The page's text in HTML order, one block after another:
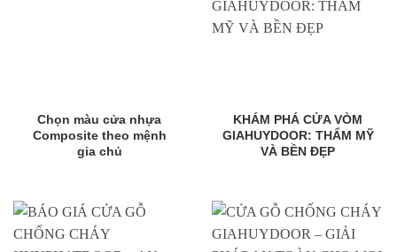
Chọn màu cửa nhựa
Composite theo mệnh
gia chủ
KHÁM PHÁ CỬA VÒM
GIAHUYDOOR: THẨM MỸ
VÀ BỀN ĐẸP